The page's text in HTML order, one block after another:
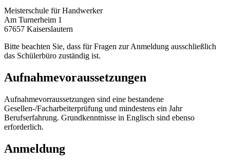
Meisterschule für Handwerker
Am Turnerheim 1
67657 Kaiserslautern
Bitte beachten Sie, dass für Fragen zur Anmeldung ausschließlich
das Schülerbüro zuständig ist.
Aufnahmevoraussetzungen
Aufnahmevorraussetzungen sind eine bestandene
Gesellen-/Facharbeiterprüfung und mindestens ein Jahr
Berufserfahrung. Grundkenntnisse in Englisch sind ebenso
erforderlich.
Anmeldung